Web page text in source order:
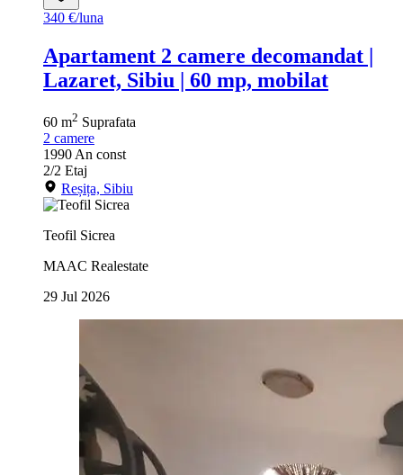
340 €/luna
Apartament 2 camere decomandat |
Lazaret, Sibiu | 60 mp, mobilat
60 m2 Suprafata
2 camere
1990An const
2/2 Etaj
Reșița, Sibiu
Teofil Sicrea
MAAC Realestate
29 Jul 2026